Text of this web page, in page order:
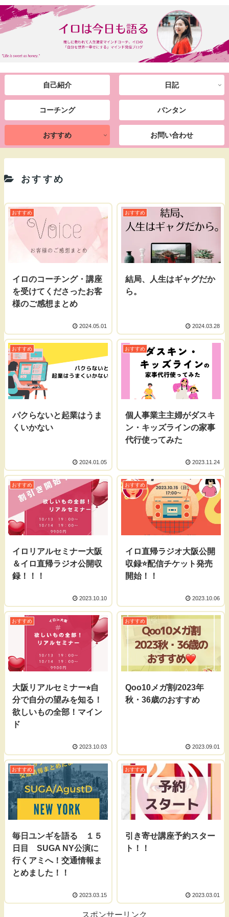
自己紹介 日記
コーチング バンタン
おすすめ お問い合わせ
おすすめ
おすすめ
イロのコーチング・講座
を受けてくださったお客
様のご感想まとめ
2024.05.01
おすすめ
結局、人生はギャグだか
ら。
2024.03.28
おすすめ
パクらないと起業はうま
くいかない
2024.01.05
おすすめ
個人事業主主婦がダスキ
ン・キッズラインの家事
代行使ってみた
2023.11.24
おすすめ
イロリアルセミナー大阪
＆イロ直帰ラジオ公開収
録！！！
2023.10.10
おすすめ
イロ直帰ラジオ大阪公開
収録⭐️配信チケット発売
開始！！
2023.10.06
おすすめ
大阪リアルセミナー⭐︎自
分で自分の望みを知る！
欲しいもの全部！マイン
ド
2023.10.03
おすすめ
Qoo10メガ割/2023年
秋・36歳のおすすめ
2023.09.01
おすすめ
毎日ユンギを語る １５
日目 SUGA NY公演に
行くアミへ！交通情報ま
とめました！！
2023.03.15
おすすめ
引き寄せ講座予約スター
ト！！
2023.03.01
スポンサーリンク